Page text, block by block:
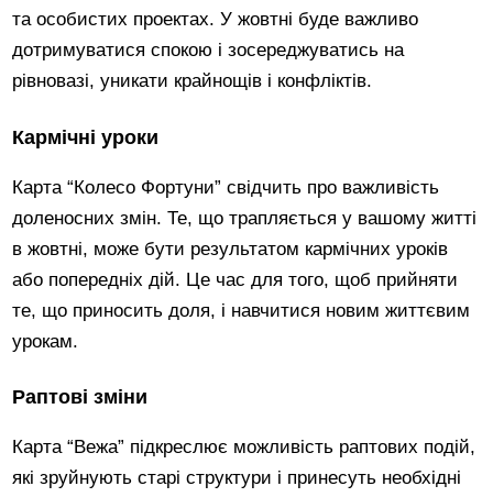
та особистих проектах. У жовтні буде важливо
дотримуватися спокою і зосереджуватись на
рівновазі, уникати крайнощів і конфліктів.
Кармічні уроки
Карта “Колесо Фортуни” свідчить про важливість
доленосних змін. Те, що трапляється у вашому житті
в жовтні, може бути результатом кармічних уроків
або попередніх дій. Це час для того, щоб прийняти
те, що приносить доля, і навчитися новим життєвим
урокам.
Раптові зміни
Карта “Вежа” підкреслює можливість раптових подій,
які зруйнують старі структури і принесуть необхідні